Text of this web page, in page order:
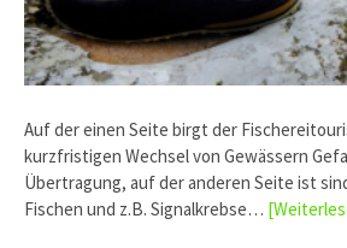
Auf der einen Seite birgt der
kurzfristigen Wechsel von Gewässern
Übertragung, auf der anderen Seite ist
Fischen und z.B. Signalkrebse…